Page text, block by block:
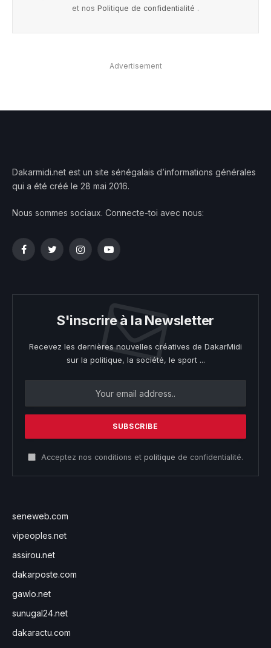
et nos Politique de confidentialité .
Advertisement
Dakarmidi.net est un site sénégalais d’informations générales
qui a été créé le 28 mai 2016.
Nous sommes sociaux. Connecte-toi avec nous:
FacebookTwitterInstagramYouTube
S'inscrire à la Newsletter
Recevez les dernières nouvelles créatives de DakarMidi
sur la politique, la société, le sport ...
Acceptez nos conditions et politique de confidentialité.
seneweb.com
vipeoples.net
assirou.net
dakarposte.com
gawlo.net
sunugal24.net
dakaractu.com